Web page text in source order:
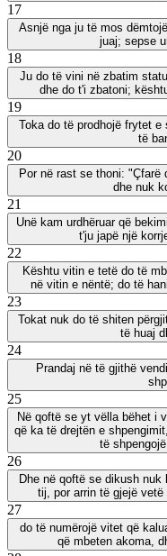
17
Asnjë nga ju të mos
juaj; sepse
18
Ju do të vini në zbatim
dhe do t'i zbatoni;
19
Toka do të prodhojë frytet
të
20
Por në rast se thoni:
dhe nuk
21
Unë kam urdhëruar që
t'ju japë një
22
Kështu vitin e tetë do të
në vitin e nëntë; do të
23
Tokat nuk do të shiten
të huaj
24
Prandaj në të gjithë
25
Në qoftë se yt vëlla bëhet i
që ka të drejtën e
të
26
Dhe në qoftë se dikush
tij, por arrin të gjejë vetë
27
do të numërojë vitet që
që mbeten akoma,